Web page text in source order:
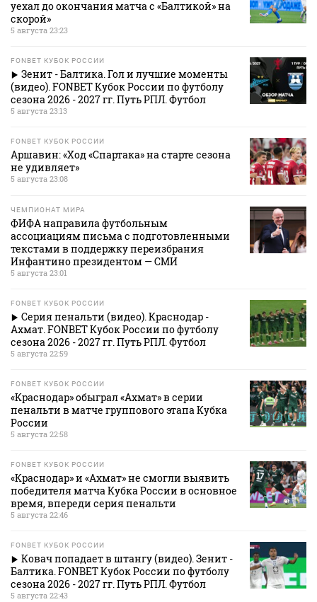
уехал до окончания матча с «Балтикой» на
скорой»
5 августа 23:23
FONBET КУБОК РОССИИ
Зенит - Балтика. Гол и лучшие моменты
(видео). FONBET Кубок России по футболу
сезона 2026 - 2027 гг. Путь РПЛ. Футбол
5 августа 23:13
FONBET КУБОК РОССИИ
Аршавин: «Ход «Спартака» на старте сезона
не удивляет»
5 августа 23:08
ЧЕМПИОНАТ МИРА
ФИФА направила футбольным
ассоциациям письма с подготовленными
текстами в поддержку переизбрания
Инфантино президентом — СМИ
5 августа 23:01
FONBET КУБОК РОССИИ
Серия пенальти (видео). Краснодар -
Ахмат. FONBET Кубок России по футболу
сезона 2026 - 2027 гг. Путь РПЛ. Футбол
5 августа 22:59
FONBET КУБОК РОССИИ
«Краснодар» обыграл «Ахмат» в серии
пенальти в матче группового этапа Кубка
России
5 августа 22:58
FONBET КУБОК РОССИИ
«Краснодар» и «Ахмат» не смогли выявить
победителя матча Кубка России в основное
время, впереди серия пенальти
5 августа 22:46
FONBET КУБОК РОССИИ
Ковач попадает в штангу (видео). Зенит -
Балтика. FONBET Кубок России по футболу
сезона 2026 - 2027 гг. Путь РПЛ. Футбол
5 августа 22:43